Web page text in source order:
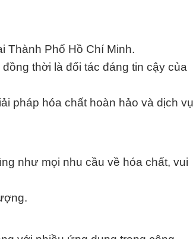
Thành Phố Hồ Chí Minh.
thời là đối tác đáng tin cậy của
pháp hóa chất hoàn hảo và dịch vụ
như mọi nhu cầu về hóa chất, vui